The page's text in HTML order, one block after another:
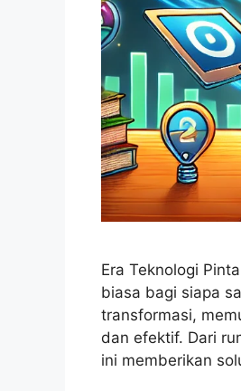
Era Teknologi
biasa bagi siapa
transformasi,
dan efektif. Dari
ini memberikan